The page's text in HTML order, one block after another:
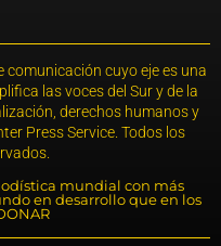
cuyo eje es una
las voces del Sur y de la
derechos humanos y
Press Service. Todos los
mundial con más
en desarrollo que en los